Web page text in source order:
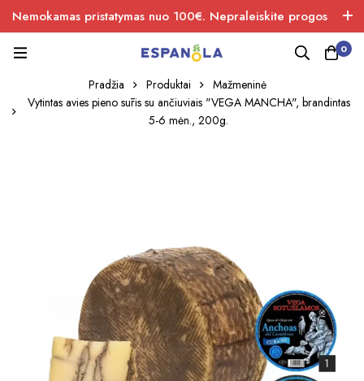
Nemokamas pristatymas nuo 100€. Nepraleiskite progos
įsigiti naujos produkcijos.
0
Pradžia Produktai
Mažmeninė
Vytintas avies pieno sūris su ančiuviais "VEGA MANCHA", brandintas
5-6 mėn., 200g.